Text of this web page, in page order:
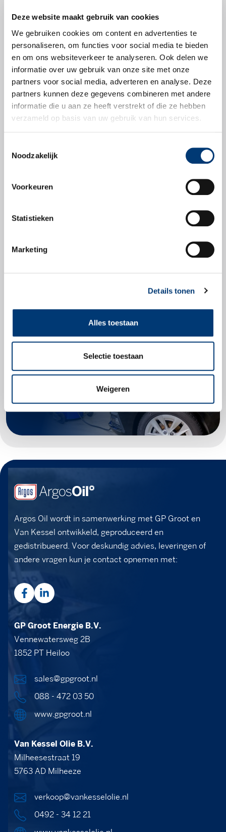
Deze website maakt gebruik van cookies
We gebruiken cookies om content en advertenties te
personaliseren, om functies voor social media te bieden
en om ons websiteverkeer te analyseren. Ook delen we
informatie over uw gebruik van onze site met onze
partners voor social media, adverteren en analyse. Deze
partners kunnen deze gegevens combineren met andere
informatie die u aan ze heeft verstrekt of die ze hebben
verzameld op basis van uw gebruik van hun services.
Noodzakelijk
Voorkeuren
Statistieken
Marketing
Details tonen
Alles toestaan
Selectie toestaan
Weigeren
Productspecificaties
API GL-5
MIL-L-2105C, MIL-L-2105D
ZF TE-ML 07A, 08
Veiligheidsbladen
product geschikt is
voor jouw voertuig.
Argos Oil wordt in samenwerking met GP Groot en
Van Kessel ontwikkeld, geproduceerd en
gedistribueerd. Voor deskundig advies, leveringen of
andere vragen kun je contact opnemen met:
GP Groot Energie B.V.
Vennewatersweg 2B
1852 PT Heiloo
sales@gpgroot.nl
088 - 472 03 50
www.gpgroot.nl
Van Kessel Olie B.V.
Milheesestraat 19
5763 AD Milheeze
verkoop@vankesselolie.nl
0492 - 34 12 21